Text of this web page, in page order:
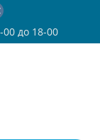
до 18-00